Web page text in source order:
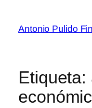
Antonio Pulido
Etiqueta: